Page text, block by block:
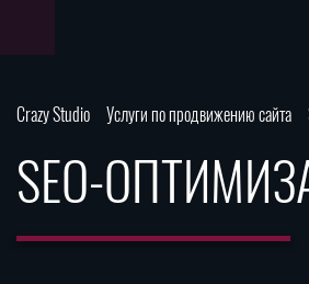
Crazy Studio Услуги по продвижению сайта
SEO-